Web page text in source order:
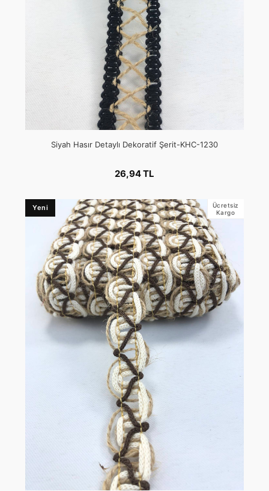
Siyah Hasır Detaylı Dekoratif Şerit-KHC-1230
26,94 TL
Yeni
Ücretsiz
Kargo